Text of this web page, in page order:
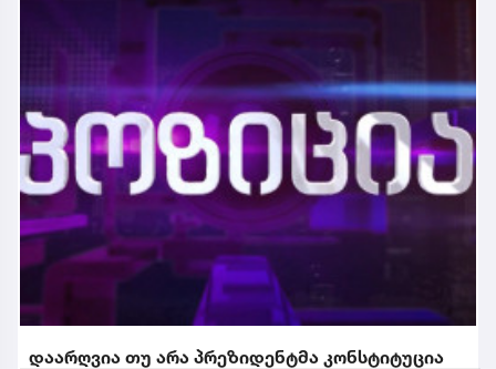
დაარღვია თუ არა პრეზიდენტმა კონსტიტუცია